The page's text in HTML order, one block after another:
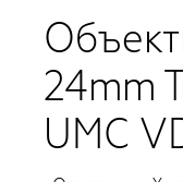
24mm
UMC